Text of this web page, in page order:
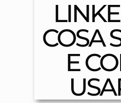
COSA
E